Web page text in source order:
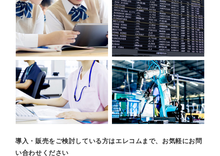
導入・販売をご検討している方はエレコムまで、お気軽にお問
い合わせください